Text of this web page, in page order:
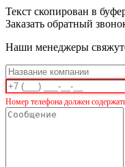
Текст скопирован в
Заказать обратный
Наши менеджеры
Номер телефона должен